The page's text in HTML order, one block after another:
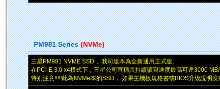
PM981 Series(NVMe)
三星PM981 NVME SSD， 我司版本為全新通用正式版。
在PCI-E 3.0 x4模式下，三星公司宣稱其持續讀寫速度最高可達3000
特别注意!!!!!此為NVMe本的SSD， 如果主機板規格書或BIOS升级說明